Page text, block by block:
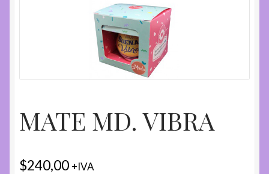
MATE MD. VIBRA
$240,00 +IVA